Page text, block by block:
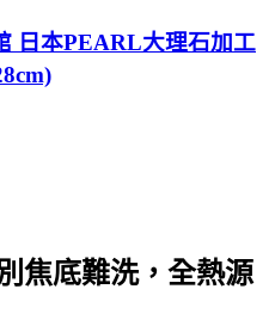
日本PEARL大理石加工
焦底難洗，全熱源